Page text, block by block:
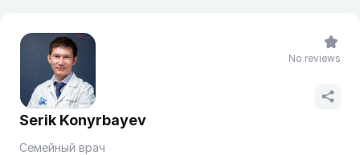
Serik Konyrbayev
Семейный врач
No reviews